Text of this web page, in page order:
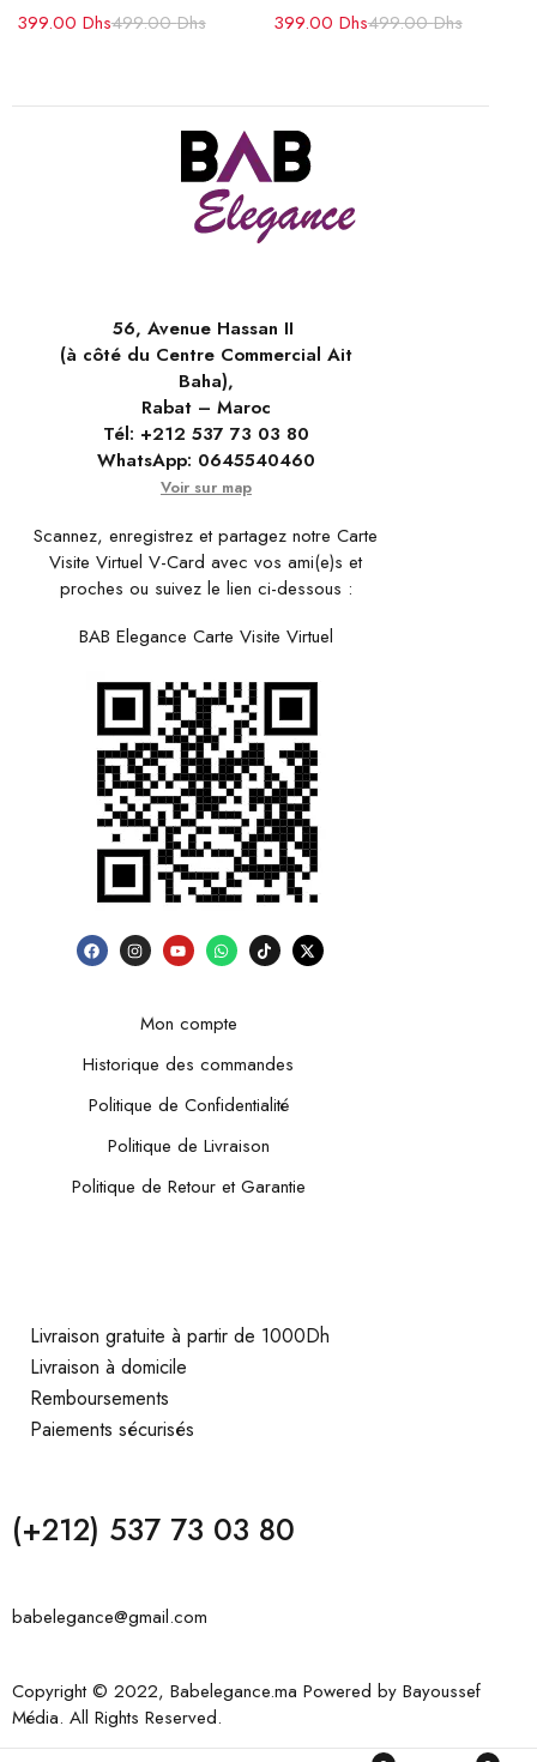
499.00Dhs
399.00 Dhs
499.00Dhs
399.00 Dhs
56, Avenue Hassan II
(à côté du Centre Commercial Ait
Baha),
Rabat – Maroc
Tél: +212 537 73 03 80
WhatsApp: 0645540460
Voir sur map
Scannez, enregistrez et partagez notre Carte
Visite Virtuel V-Card avec vos ami(e)s et
proches ou suivez le lien ci-dessous :
BAB Elegance Carte Visite Virtuel
Mon compte
Historique des commandes
Politique de Confidentialité
Politique de Livraison
Politique de Retour et Garantie
Livraison gratuite à partir de 1000Dh
Livraison à domicile
Remboursements
Paiements sécurisés
(+212) 537 73 03 80
babelegance@gmail.com
Copyright © 2022, Babelegance.ma Powered by Bayoussef
Média. All Rights Reserved.